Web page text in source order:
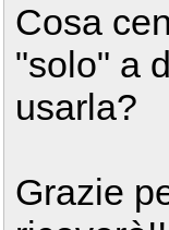
Cosa
"solo" a
usarla?
Grazie